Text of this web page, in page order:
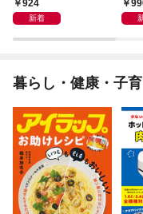
924
新着
い
暮らし・健康・子